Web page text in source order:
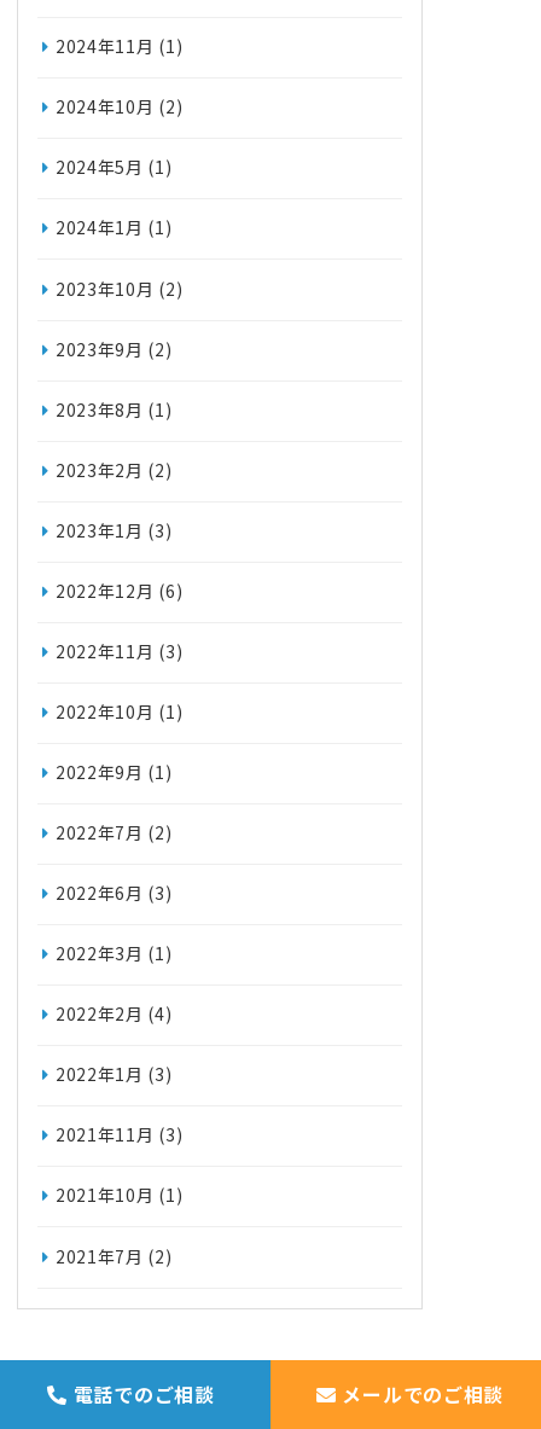
2024年11月 (1)
2024年10月 (2)
2024年5月 (1)
2024年1月 (1)
2023年10月 (2)
2023年9月 (2)
2023年8月 (1)
2023年2月 (2)
2023年1月 (3)
2022年12月 (6)
2022年11月 (3)
2022年10月 (1)
2022年9月 (1)
2022年7月 (2)
2022年6月 (3)
2022年3月 (1)
2022年2月 (4)
2022年1月 (3)
2021年11月 (3)
2021年10月 (1)
2021年7月 (2)
電話でのご相談 メールでのご相談